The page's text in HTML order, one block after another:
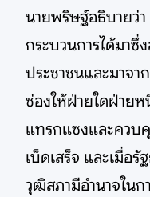
นายพริษฐ์อธิบายว่
กระบวนการได้มา
ประชาชนและมาจา
ช่องให้ฝ่ายใดฝ่ายห
แทรกแซงและควบ
เบ็ดเสร็จ และเมื่อ
วุฒิสภามีอำนาจในก